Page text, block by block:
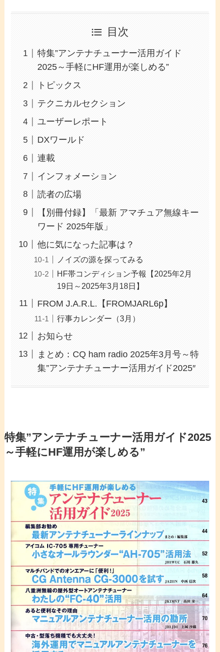
目次
特集”アンテナチューナー活用ガイド
2025～手軽にHF運用が楽しめる”
トピックス
テクニカルセクション
ユーザーレポート
DXワールド
連載
インフォメーション
読者の広場
【別冊付録】「最新 アマチュア無線キー
ワード 2025年版」
他に気になった記事は？
ノイズの源を探ってみる
HF帯コンディション予報【2025年2月
19日～2025年3月18日】
FROM J.A.R.L.【FROMJARL6p】
行事カレンダー（3月）
お知らせ
まとめ：CQ ham radio 2025年3月号～特
集”アンテナチューナー活用ガイド2025″
特集”アンテナチューナー活用ガイド2025
～手軽にHF運用が楽しめる”